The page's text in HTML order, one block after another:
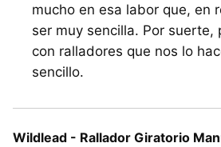
mucho en esa labor que, en
ser muy sencilla. Por suerte,
con ralladores que nos lo
sencillo.
Wildlead - Rallador Giratorio